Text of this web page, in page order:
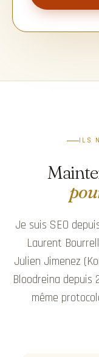
ILS
Je suis SEO
Laurent
Julien Jimenez
Bloodreina depuis
même